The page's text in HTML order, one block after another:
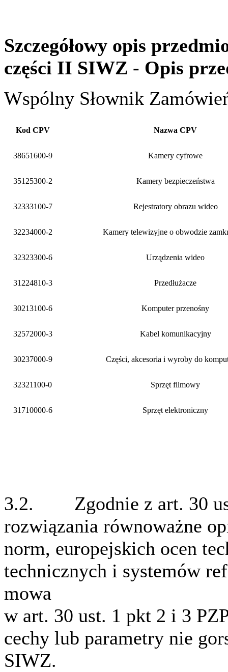
Szczegółowy opis
części II SIWZ - Opis
Wspólny Słownik
Kod CPV Nazwa CPV
38651600-9 Kamery cyfrowe
35125300-2 Kamery bezpieczeństwa
32333100-7 Rejestratory obrazu wideo
32234000-2 Kamery telewizyjne o obwodzie
32323300-6 Urządzenia wideo
31224810-3 Przedłużacze
30213100-6 Komputer przenośny
32572000-3 Kabel komunikacyjny
30237000-9 Części, akcesoria i wyroby do
32321100-0 Sprzęt filmowy
31710000-6 Sprzęt elektroniczny
3.2. Zgodnie z art. 30
rozwiązania równoważne
norm, europejskich ocen
technicznych i systemów
mowa
w art. 30 ust. 1 pkt 2 i 3
cechy lub parametry nie
SIWZ.